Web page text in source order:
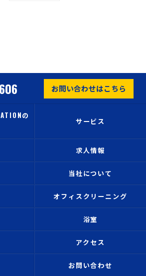
お問い合わせはこちら
の
サービス
求人情報
当社について
オフィスクリーニング
浴室
アクセス
お問い合わせ